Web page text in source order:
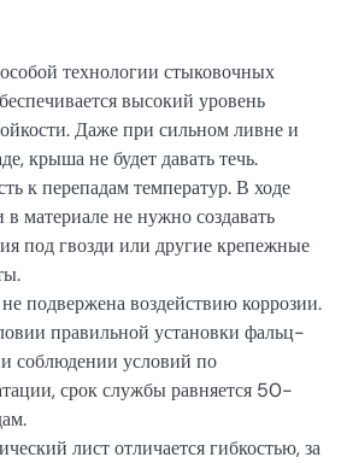
технологии стыковочных
высокий уровень
Даже при сильном ливне и
крыша не будет давать течь.
к перепадам температур. В ходе
в материале не нужно создавать
под гвозди или другие крепежные
подвержена воздействию коррозии.
правильной установки фальц-
соблюдении условий по
срок службы равняется 50-
лист отличается гибкостью, за